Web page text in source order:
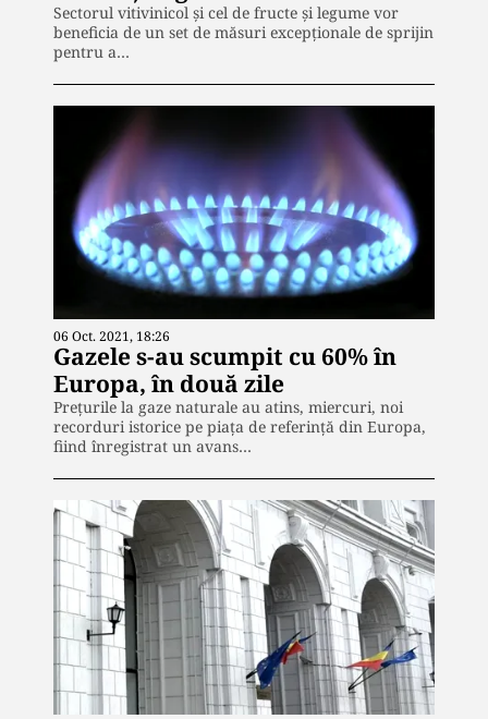
Sectorul vitivinicol și cel de fructe şi legume vor
beneficia de un set de măsuri excepţionale de sprijin
pentru a…
06 Oct. 2021, 18:26
Gazele s-au scumpit cu 60% în
Europa, în două zile
Prețurile la gaze naturale au atins, miercuri, noi
recorduri istorice pe piaţa de referinţă din Europa,
fiind înregistrat un avans…